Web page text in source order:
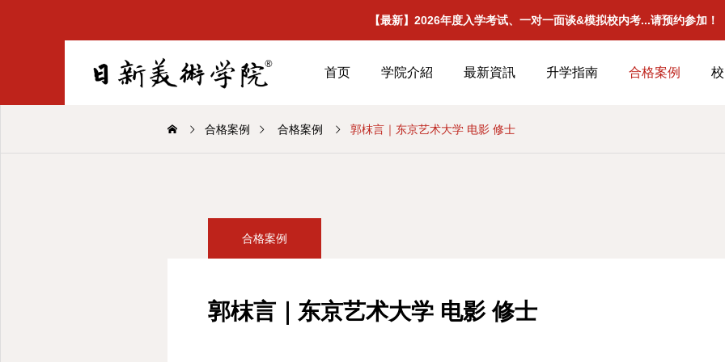
【最新】2026年度入学考试、一对一面谈&模拟校内考...请预约参加！
首页 学院介紹 最新資訊 升学指南 合格案例
合格案例 合格案例 郭枺言｜东京艺术大学 电影 修士
合格案例
郭枺言｜东京艺术大学 电影 修士